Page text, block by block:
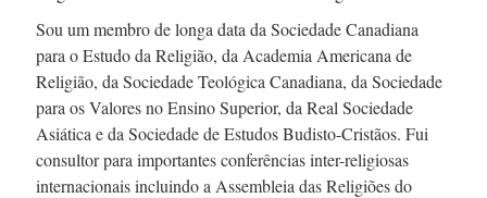
Sou um membro de longa data da Sociedade Canadiana
para o Estudo da Religião, da Academia Americana de
Religião, da Sociedade Teológica Canadiana, da Sociedade
para os Valores no Ensino Superior, da Real Sociedade
Asiática e da Sociedade de EstudosBudisto-Cristãos. Fui
consultor para importantes conferênciasinter-religiosas
internacionais incluindo a Assembleia das Religiões do